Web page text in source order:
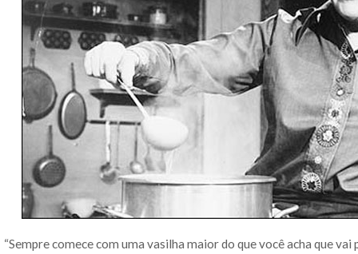
“Sempre comece com uma vasilha maior do que você acha que vai